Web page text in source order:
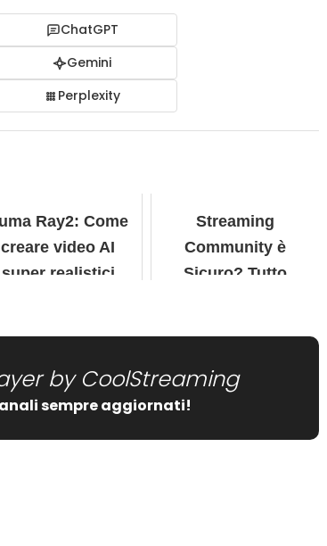
ChatGPT
Gemini
Perplexity
Ray2: Come
creare video AI
super realistici
Streaming
Community è
Sicuro? Tutto
by CoolStreaming
sempre aggiornati!